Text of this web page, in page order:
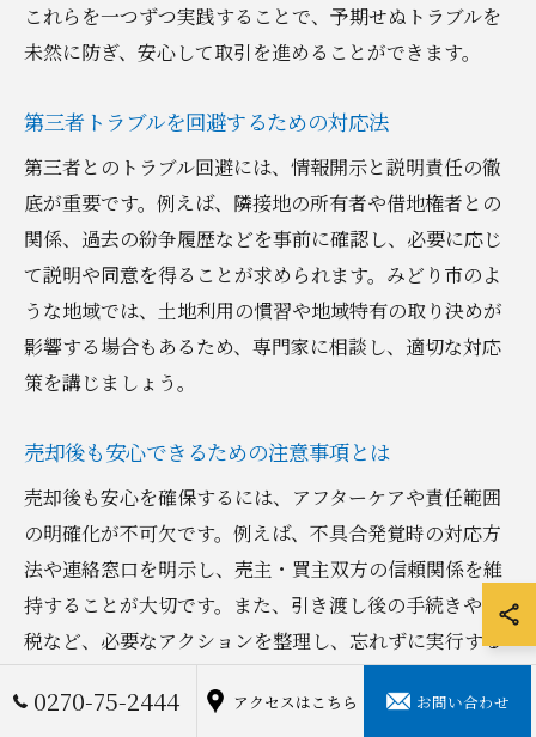
これらを一つずつ実践することで、予期せぬトラブルを
未然に防ぎ、安心して取引を進めることができます。
第三者トラブルを回避するための対応法
第三者とのトラブル回避には、情報開示と説明責任の徹
底が重要です。例えば、隣接地の所有者や借地権者との
関係、過去の紛争履歴などを事前に確認し、必要に応じ
て説明や同意を得ることが求められます。みどり市のよ
うな地域では、土地利用の慣習や地域特有の取り決めが
影響する場合もあるため、専門家に相談し、適切な対応
策を講じましょう。
売却後も安心できるための注意事項とは
売却後も安心を確保するには、アフターケアや責任範囲
の明確化が不可欠です。例えば、不具合発覚時の対応方
法や連絡窓口を明示し、売主・買主双方の信頼関係を維
持することが大切です。また、引き渡し後の手続きや納
税など、必要なアクションを整理し、忘れずに実行する
0270-75-2444 アクセスはこちら お問い合わせ